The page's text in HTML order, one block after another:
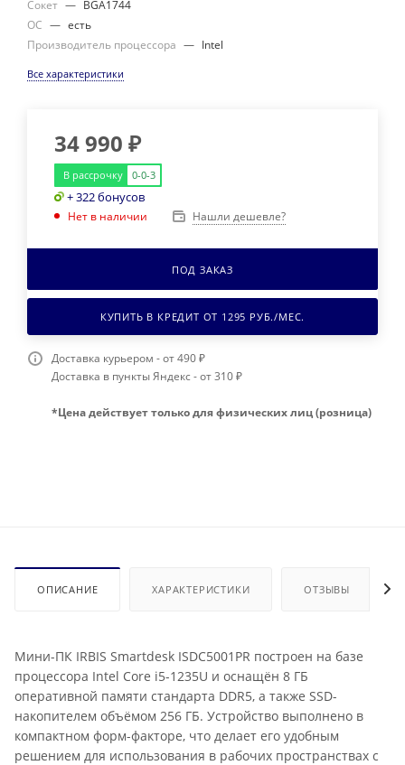
Сокет — BGA1744
ОС — есть
Производитель процессора — Intel
Все характеристики
34 990 ₽
В рассрочку 0-0-3
+ 322 бонусов
Нет в наличии Нашли дешевле?
ПОД ЗАКАЗ
КУПИТЬ В КРЕДИТ ОТ 1295 РУБ./МЕС.
Доставка курьером - от 490 ₽
Доставка в пункты Яндекс - от 310 ₽
*Цена действует только для физических лиц (розница)
ОПИСАНИЕ ХАРАКТЕРИСТИКИ ОТЗЫВЫ
Мини-ПК IRBIS Smartdesk ISDC5001PR построен на базе
процессора Intel Core i5-1235U и оснащён 8 ГБ
оперативной памяти стандарта DDR5, а также SSD-
накопителем объёмом 256 ГБ. Устройство выполнено в
компактном форм-факторе, что делает его удобным
решением для использования в рабочих пространствах с